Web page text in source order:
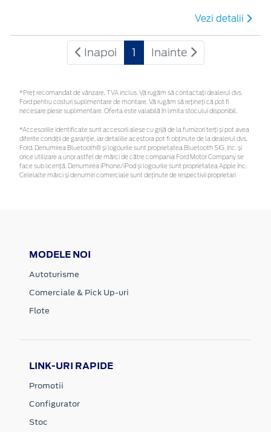
Vezi detalii
Inapoi 1 Inainte
*Preţ recomandat de vânzare, TVA inclus. Vă rugăm să contactaţi dealerul dvs.
Ford pentru costuri suplimentare de montare. Vă rugăm să rețineți că pot fi
necesare piese suplimentare. Oferta este valabilă în limita stocului disponibil.
*Accesoriile identificate sunt accesorii alese cu grijă de la furnizori terți și pot avea
diferite condiții de garanție, iar detaliile acestora pot fi obținute de la dealerul dvs.
Ford. Denumirea Bluetooth® și logourile sunt proprietatea Bluetooth SIG, Inc. și
orice utilizare a unor astfel de mărci de către compania Ford Motor Company se
face sub licență. Denumirea iPhone/iPod și logourile sunt proprietatea Apple Inc.
Celelalte mărci și denumiri comerciale sunt deținute de respectivii proprietari
MODELE NOI
Autoturisme
Comerciale & Pick Up-uri
Flote
LINK-URI RAPIDE
Promotii
Configurator
Stoc